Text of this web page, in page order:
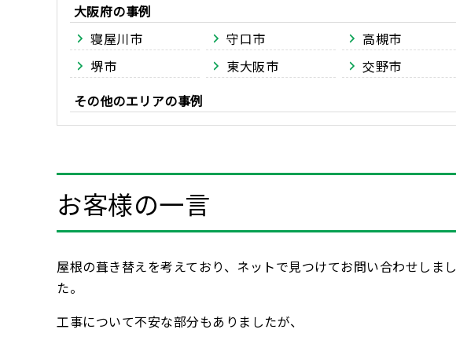
大阪府
寝屋川市
守口市 高槻市
堺市
東大阪市 交野市
その他のエリア
お客様の一言
屋根の葺き替えを考えており、ネットで見つけてお問い合わせしまし
た。
工事について不安な部分もありましたが、